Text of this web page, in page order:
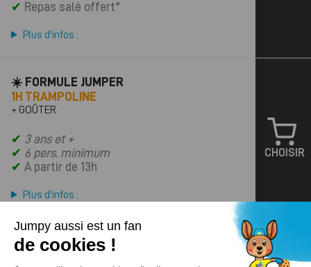
✔ Repas salé offert*
Plus d'infos :
☀️ FORMULE JUMPER
1H TRAMPOLINE
+ GOÛTER
✔ 3 ans et +
✔ 6 pers. minimum
✔ A partir de 13h
Plus d'infos :
CHOISIR
☾ FORMULE JUMPER DU SOIR